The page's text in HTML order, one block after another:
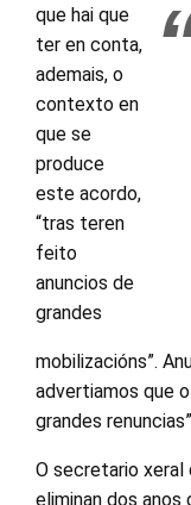
que hai que
ter en conta,
ademais, o
contexto en
que se
produce
este acordo,
“tras teren
feito
anuncios de
grandes
mobilizacións”.
advertiamos que
grandes
O secretario xeral
eliminan dos anos